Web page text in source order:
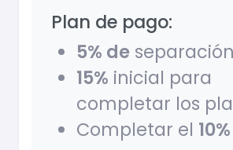
Plan de pago:
5% de
15% inicial para
completar los
Completar el 10%